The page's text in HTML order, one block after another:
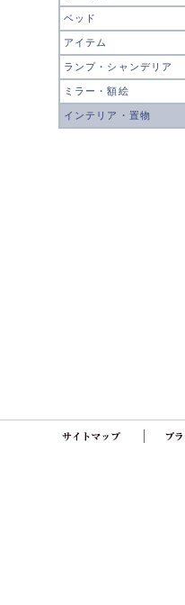
ベッド
アイテム
ランプ・シャンデリア
ミラー・額絵
インテリア・置物